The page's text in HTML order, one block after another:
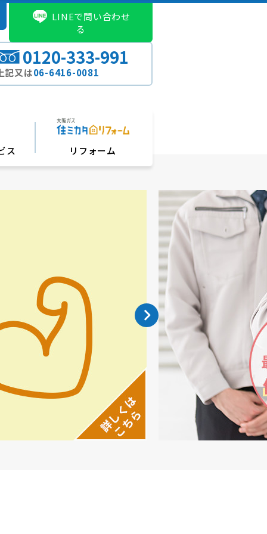
LINEで問い合わせ
る
0120-333-991
上記又は06-6416-0081
ス リフォーム